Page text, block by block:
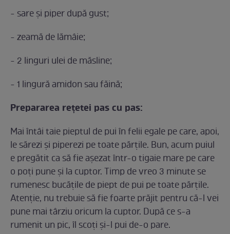
- sare şi piper după gust;
- zeamă de lămâie;
- 2 linguri ulei de măsline;
- 1 lingură amidon sau făină;
Prepararea reţetei pas cu pas:
Mai întâi taie pieptul de pui în felii egale pe care, apoi,
le sărezi și piperezi pe toate părțile. Bun, acum puiul
e pregătit ca să fie aşezat într-o tigaie mare pe care
o poți pune și la cuptor. Timp de vreo 3 minute se
rumenesc bucăţile de piept de pui pe toate părţile.
Atenţie, nu trebuie să fie foarte prăjit pentru că-l vei
pune mai târziu oricum la cuptor. După ce s-a
rumenit un pic, îl scoţi şi-l pui de-o pare.